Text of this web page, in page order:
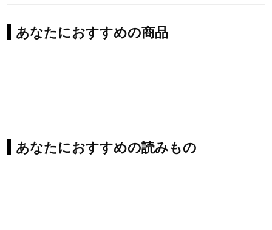
あなたにおすすめの商品
あなたにおすすめの読みもの